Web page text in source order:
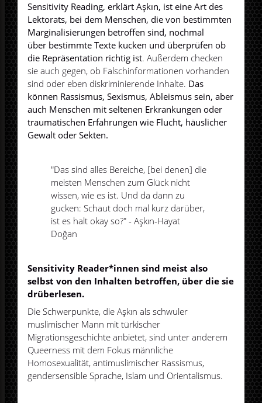
Sensitivity Reading, erklärt Aşkın, ist eine Art des
Lektorats, bei dem Menschen, die von bestimmten
Marginalisierungen betroffen sind, nochmal
über bestimmte Texte kucken und überprüfen ob
die Repräsentation richtig ist. Außerdem checken
sie auch gegen, ob Falschinformationen vorhanden
sind oder eben diskriminierende Inhalte. Das
können Rassismus, Sexismus, Ableismus sein, aber
auch Menschen mit seltenen Erkrankungen oder
traumatischen Erfahrungen wie Flucht, häuslicher
Gewalt oder Sekten.
"Das sind alles Bereiche, [bei denen] die
meisten Menschen zum Glück nicht
wissen, wie es ist. Und da dann zu
gucken: Schaut doch mal kurz darüber,
ist es halt okay so?" - Aşkın-Hayat
Doğan
Sensitivity Reader*innen sind meist also
selbst von den Inhalten betroffen, über die sie
drüberlesen.
Die Schwerpunkte, die Aşkın als schwuler
muslimischer Mann mit türkischer
Migrationsgeschichte anbietet, sind unter anderem
Queerness mit dem Fokus männliche
Homosexualität, antimuslimischer Rassismus,
gendersensible Sprache, Islam und Orientalismus.